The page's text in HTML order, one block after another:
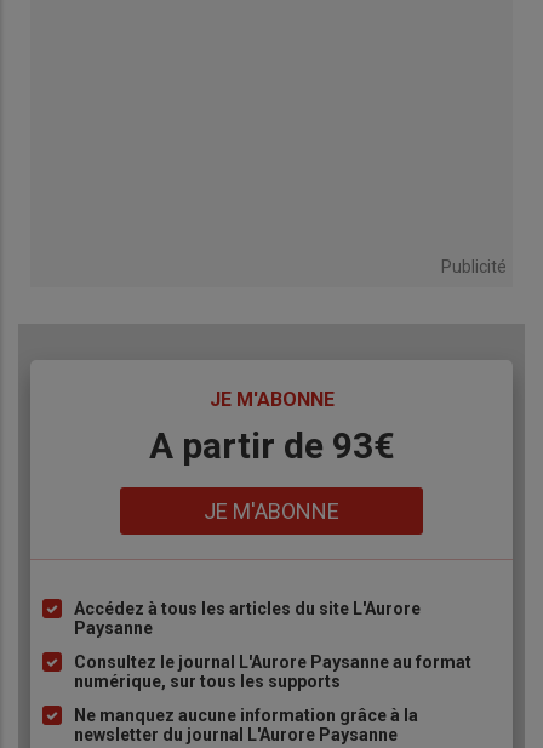
Publicité
JE M'ABONNE
A partir de 93€
JE M'ABONNE
Liste
puce
Accédez à tous les articles du site L'Aurore
Paysanne
Consultez le journal L'Aurore Paysanne au format
numérique, sur tous les supports
Ne manquez aucune information grâce à la
newsletter du journal L'Aurore Paysanne